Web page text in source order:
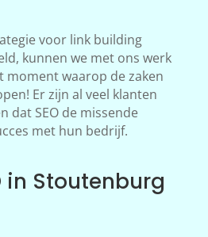
voor link building
kunnen we met ons werk
moment waarop de zaken
Er zijn al veel klanten
dat SEO de missende
met hun bedrijf.
in Stoutenburg